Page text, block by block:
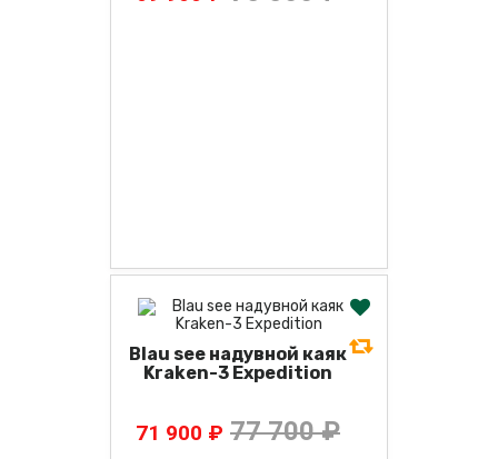
Blau see надувной каяк
Kraken-3 Expedition
71 900 ₽ 77 700 ₽